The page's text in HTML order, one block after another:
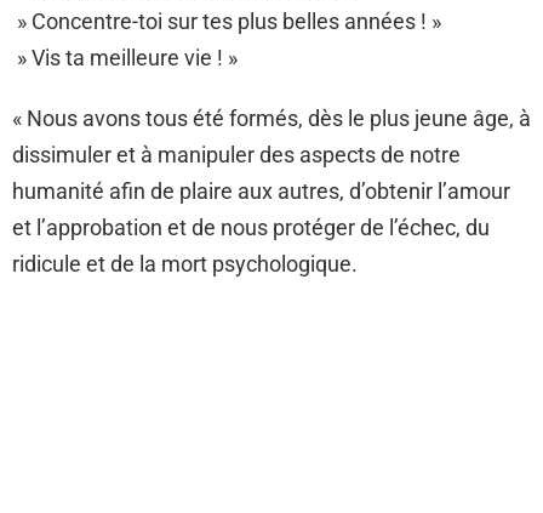
» Concentre-toi sur tes plus belles années ! »
» Vis ta meilleure vie ! »
« Nous avons tous été formés, dès le plus jeune âge, à
dissimuler et à manipuler des aspects de notre
humanité afin de plaire aux autres, d’obtenir l’amour
et l’approbation et de nous protéger de l’échec, du
ridicule et de la mort psychologique.